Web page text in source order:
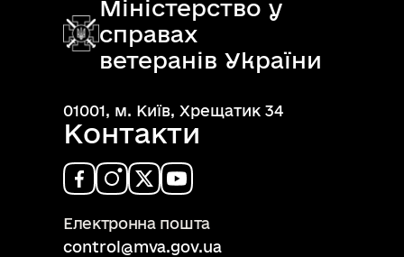
Міністерство у
справах
ветеранів України
01001, м. Київ, Хрещатик 34
Контакти
Електронна пошта
control@mva.gov.ua